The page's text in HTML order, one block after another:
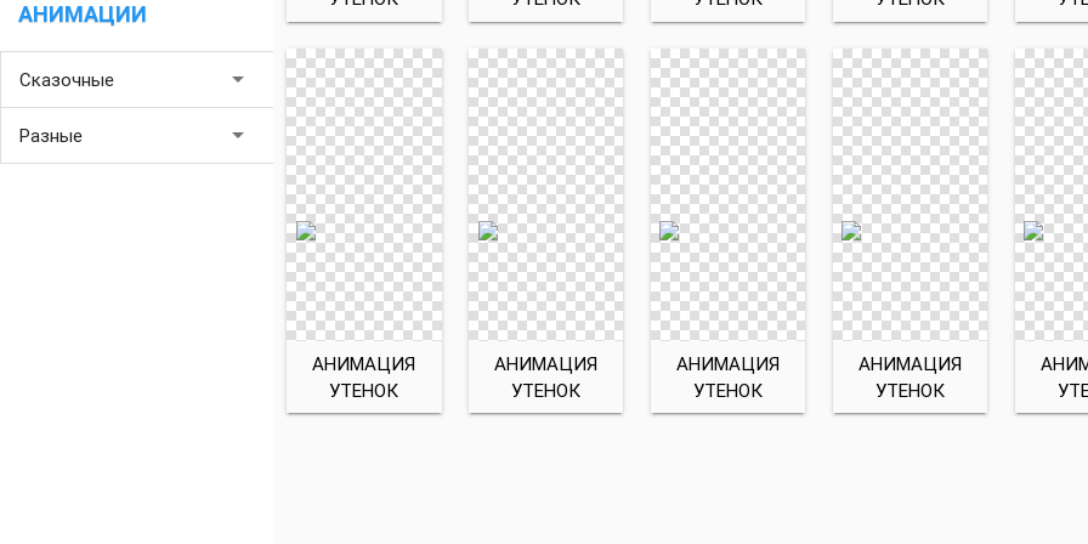
АНИМАЦИИ
Сказочные arrow_drop_down
Разные arrow_drop_down
АНИМАЦИЯ
УТЕНОК
АНИМАЦИЯ
УТЕНОК
АНИМАЦИЯ
УТЕНОК
АНИМАЦИЯ
УТЕНОК